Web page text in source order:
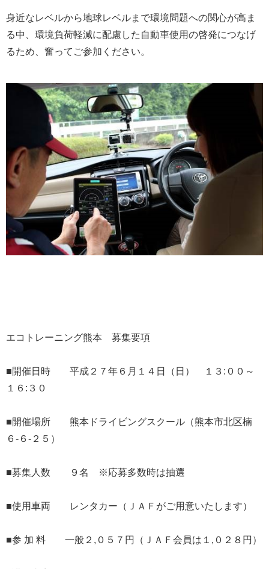
身近なレベルから地球レベルまで環境問題への関心が高ま
る中、環境負荷軽減に配慮した自動車使用の啓発につなげ
るため、奮ってご参加ください。
エコトレーニング熊本 募集要項
■開催日時 平成２７年６月１４日（日） １３:００～
１６:３０
■開催場所 熊本ドライビングスクール（熊本市北区楠
６‐６‐２５）
■募集人数 ９名 ※応募多数時は抽選
■使用車両 レンタカー（ＪＡＦがご用意いたします）
■参 加 料 一般２,０５７円（ＪＡＦ会員は１,０２８円）